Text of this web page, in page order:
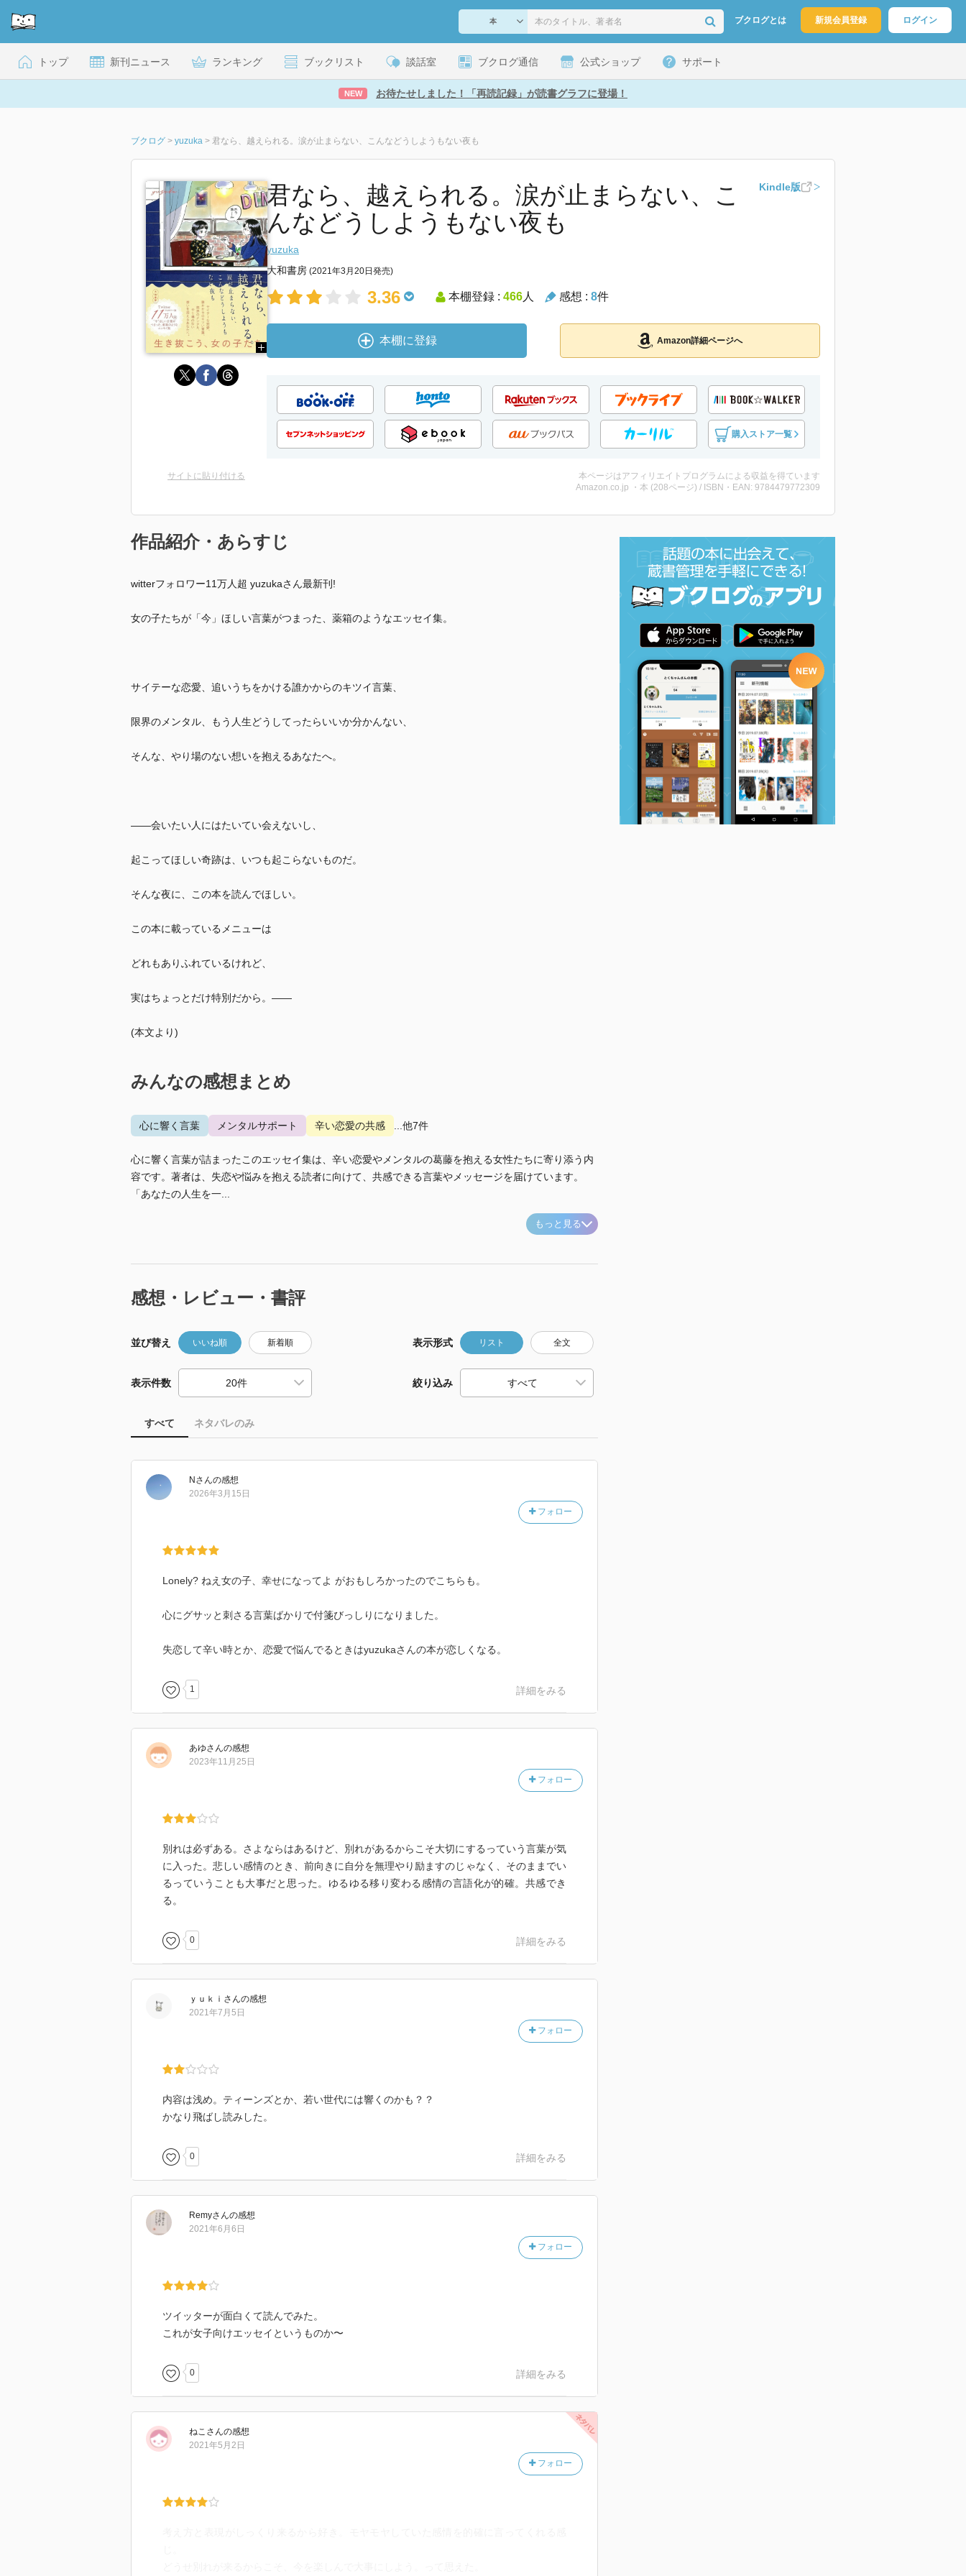
ブクログとは 新規会員登録 ログイン
トップ 新刊ニュース ランキング ブックリスト 談話室 ブクログ通信 公式ショップ サポート
NEW お待たせしました！「再読記録」が読書グラフに登場！
ブクログ > yuzuka > 君なら、越えられる。涙が止まらない、こんなどうしようもない夜も
君なら、越えられる。涙が止まらない、こ
んなどうしようもない夜も
Kindle版
yuzuka
大和書房 (2021年3月20日発売)
3.36 本棚登録 : 466人 感想 : 8件
本棚に登録 Amazon詳細ページへ
購入ストア一覧
サイトに貼り付ける
本ページはアフィリエイトプログラムによる収益を得ています
Amazon.co.jp ・本 (208ページ) / ISBN・EAN: 9784479772309
作品紹介・あらすじ
witterフォロワー11万人超 yuzukaさん最新刊!
女の子たちが「今」ほしい言葉がつまった、薬箱のようなエッセイ集。
サイテーな恋愛、追いうちをかける誰かからのキツイ言葉、
限界のメンタル、もう人生どうしてったらいいか分かんない、
そんな、やり場のない想いを抱えるあなたへ。
――会いたい人にはたいてい会えないし、
起こってほしい奇跡は、いつも起こらないものだ。
そんな夜に、この本を読んでほしい。
この本に載っているメニューは
どれもありふれているけれど、
実はちょっとだけ特別だから。――
(本文より)
みんなの感想まとめ
心に響く言葉 メンタルサポート 辛い恋愛の共感 ...他7件
心に響く言葉が詰まったこのエッセイ集は、辛い恋愛やメンタルの葛藤を抱える女性たちに寄り添う内
容です。著者は、失恋や悩みを抱える読者に向けて、共感できる言葉やメッセージを届けています。
「あなたの人生を一...
もっと見る
感想・レビュー・書評
並び替え いいね順 新着順 表示形式 リスト 全文
表示件数 絞り込み
すべて ネタバレのみ
N さんの感想
フォロー
2026年3月15日
Lonely? ねえ女の子、幸せになってよ がおもしろかったのでこちらも。
心にグサッと刺さる言葉ばかりで付箋びっしりになりました。
失恋して辛い時とか、恋愛で悩んでるときはyuzukaさんの本が恋しくなる。
1 詳細をみる
あゆさんの感想
フォロー
2023年11月25日
別れは必ずある。さよならはあるけど、別れがあるからこそ大切にするっていう言葉が気
に入った。悲しい感情のとき、前向きに自分を無理やり励ますのじゃなく、そのままでい
るっていうことも大事だと思った。ゆるゆる移り変わる感情の言語化が的確。共感でき
る。
0 詳細をみる
ｙｕｋｉ さんの感想
フォロー
2021年7月5日
内容は浅め。ティーンズとか、若い世代には響くのかも？？
かなり飛ばし読みした。
0 詳細をみる
Remyさんの感想
フォロー
2021年6月6日
ツイッターが面白くて読んでみた。
これが女子向けエッセイというものか〜
0 詳細をみる
ねこ さんの感想
フォロー
2021年5月2日